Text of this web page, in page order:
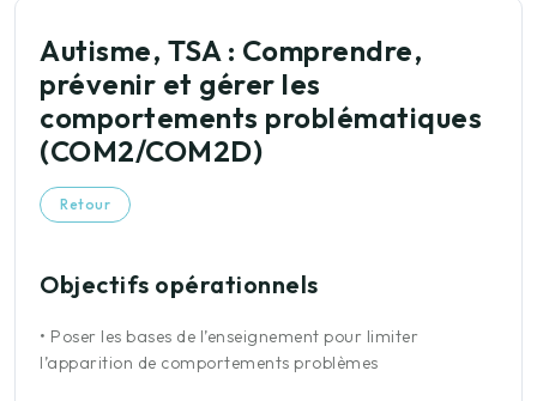
Retour
Autisme, TSA : Comprendre,
prévenir et gérer les
comportements problématiques
(COM2/COM2D)
Objectifs opérationnels
• Poser les bases de l’enseignement pour limiter
l’apparition de comportements problèmes